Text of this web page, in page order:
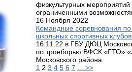
физкультурных
ограниченными
16 Ноября 2022
Командные соревнования
школьных спортивных
16.11.22 в ГБУ ДЮЦ
по троеборью ВФСК «ГТО»
Московского района.
1 2 3 4 5 6 7 ... >>